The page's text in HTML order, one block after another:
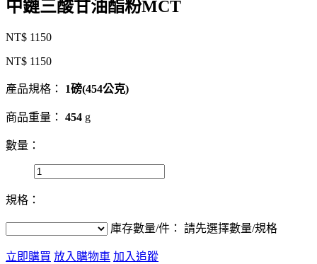
中鏈三酸甘油酯粉MCT
NT$ 1150
NT$ 1150
產品規格： 1磅(454公克)
商品重量： 454 g
數量：
規格：
庫存數量/件： 請先選擇數量/規格
立即購買 放入購物車 加入追蹤